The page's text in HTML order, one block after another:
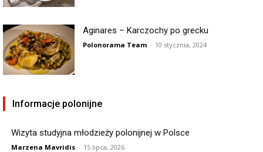
Aginares – Karczochy po grecku
Polonorama Team - 10 stycznia, 2024
Informacje polonijne
Wizyta studyjna młodzieży polonijnej w Polsce
Marzena Mavridis - 15 lipca, 2026